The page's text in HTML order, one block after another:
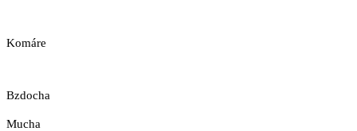
Komáre
Bzdocha
Mucha